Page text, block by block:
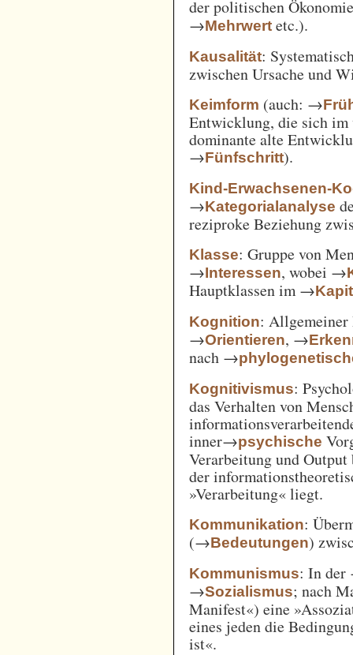
der politischen
→Mehrwert etc.).
Kausalität:
zwischen Ursache und
Keimform (auch: →
Entwicklung, die sich im
dominante alte
→Fünfschritt).
Kind-Erwachsenen-
→Kategorialanalyse
reziproke Beziehung
Klasse: Gruppe von
→Interessen, wobei →
Hauptklassen im →
Kognition: Allgemeiner
→Orientieren, →
nach →
Kognitivismus:
das Verhalten von
inner→psychische
Verarbeitung und
der
»Verarbeitung« liegt.
Kommunikation:
(→Bedeutungen)
Kommunismus: In
→Sozialismus; nach
Manifest«) eine
eines jeden die
ist«.